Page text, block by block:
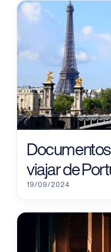
viajar de
19/09/2024